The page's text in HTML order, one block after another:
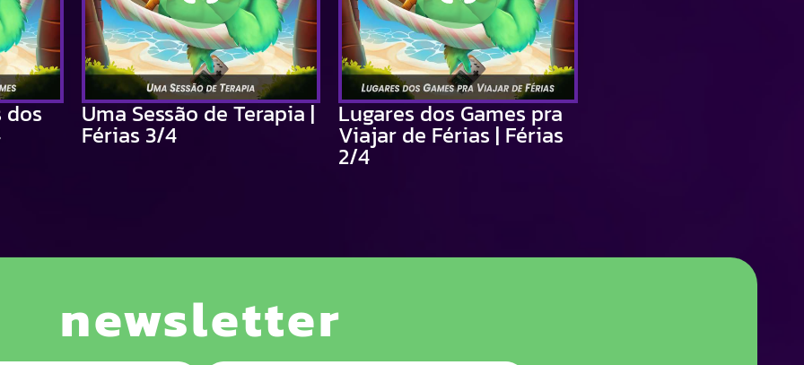
dos Uma Sessão de Terapia |
Férias 3/4
Lugares dos Games pra
Viajar de Férias | Férias
2/4
newsletter